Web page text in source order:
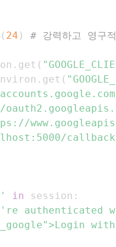
( 24 ) # 강력하고 영구
. get (
. get (
in session :
authenticated
with